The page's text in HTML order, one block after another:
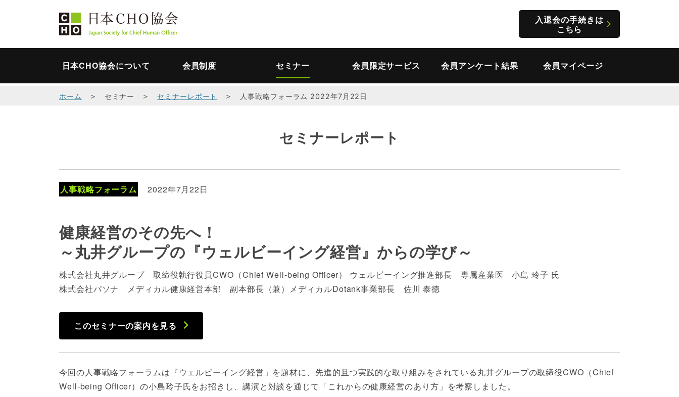
入退会の手続きは
こちら
日本CHO協会について 会員制度 セミナー 会員限定サービス 会員アンケート結果 会員マイページ
ホーム ＞ セミナー ＞ セミナーレポート ＞ 人事戦略フォーラム 2022年7月22日
セミナーレポート
人事戦略フォーラム 2022年7月22日
健康経営のその先へ！
～丸井グループの『ウェルビーイング経営』からの学び～
株式会社丸井グループ 取締役執行役員CWO（Chief Well-being Officer） ウェルビーイング推進部長 専属産業医 小島 玲子 氏
株式会社パソナ メディカル健康経営本部 副本部長（兼）メディカルDotank事業部長 佐川 泰徳
このセミナーの案内を見る
今回の人事戦略フォーラムは『ウェルビーイング経営」を題材に、先進的且つ実践的な取り組みをされている丸井グループの取締役CWO（Chief
Well-being Officer）の小島玲子氏をお招きし、講演と対談を通じて「これからの健康経営のあり方」を考察しました。